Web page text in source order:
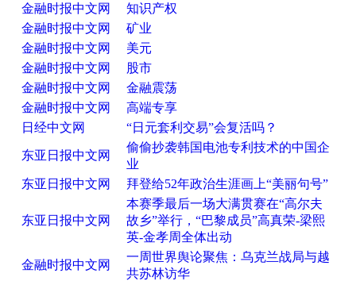
金融时报中文网
知识产权
金融时报中文网
矿业
金融时报中文网
美元
金融时报中文网
股市
金融时报中文网
金融震荡
金融时报中文网
高端专享
日经中文网
“日元套利交易”会复活吗？
东亚日报中文网
偷偷抄袭韩国电池专利技术的中国企
业
东亚日报中文网
拜登给52年政治生涯画上“美丽句号”
东亚日报中文网
本赛季最后一场大满贯赛在“高尔夫
故乡”举行，“巴黎成员”高真荣-梁熙
英-金孝周全体出动
金融时报中文网
一周世界舆论聚焦：乌克兰战局与越
共苏林访华